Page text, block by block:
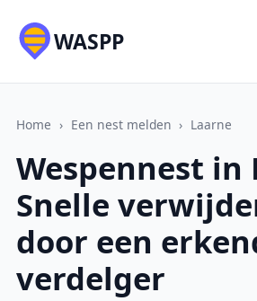
WASPP
Home › Een nest melden › Laarne
Wespennest in
Snelle
door een
verdelger